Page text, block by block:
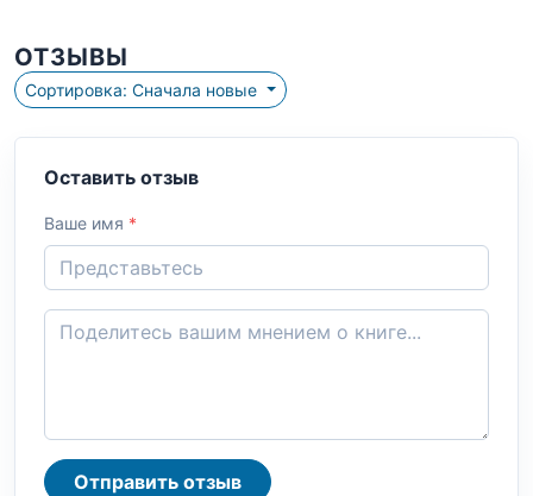
ОТЗЫВЫ
Сортировка: Сначала новые
Оставить отзыв
Ваше имя *
Отправить отзыв